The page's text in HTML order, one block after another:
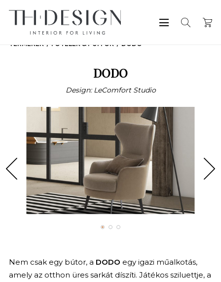
TERMÉKEK FOTELEK & PUFFOK DODO
DODO
Design: LeComfort Studio
Nem csak egy bútor, a DODO egy igazi műalkotás,
amely az otthon üres sarkát díszíti. Játékos sziluettje, a